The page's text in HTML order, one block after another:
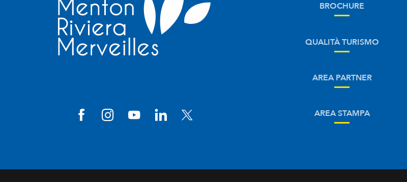
BROCHURE
QUALITÀ TURISMO
AREA PARTNER
AREA STAMPA